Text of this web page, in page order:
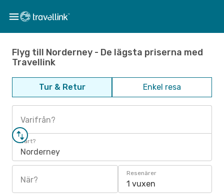
Flyg till Norderney - De lägsta priserna med
Travellink
Tur & Retur Enkel resa
Varifrån?
Vart?
Norderney
När?
Resenärer
1 vuxen